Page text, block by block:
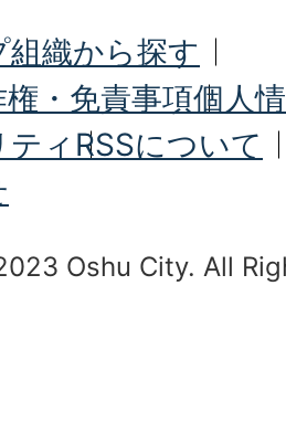
組織から探す
・免責事項個人
ィ RSSについて
Oshu City. All